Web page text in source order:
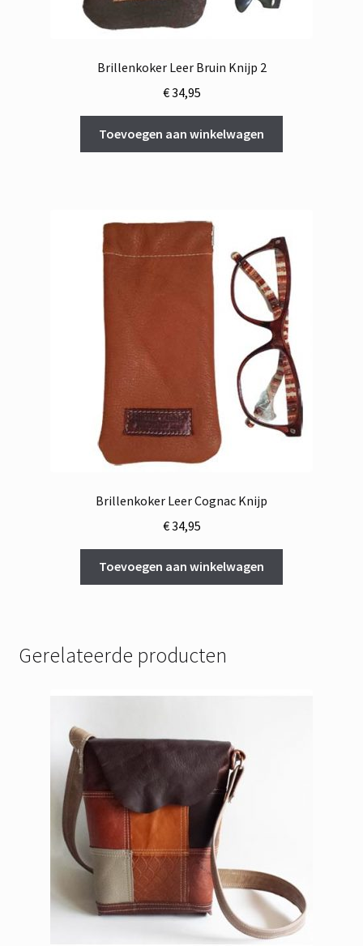
Brillenkoker Leer Bruin Knijp 2
€34,95
Toevoegen aan winkelwagen
Brillenkoker Leer Cognac Knijp
€34,95
Toevoegen aan winkelwagen
Gerelateerde producten